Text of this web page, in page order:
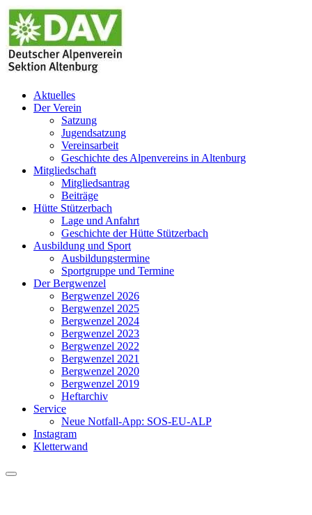
Zum
Inhalt
springen
Aktuelles
Der Verein
Satzung
Jugendsatzung
Vereinsarbeit
Geschichte des Alpenvereins in Altenburg
Mitgliedschaft
Mitgliedsantrag
Beiträge
Hütte Stützerbach
Lage und Anfahrt
Geschichte der Hütte Stützerbach
Ausbildung und Sport
Ausbildungstermine
Sportgruppe und Termine
Der Bergwenzel
Bergwenzel 2026
Bergwenzel 2025
Bergwenzel 2024
Bergwenzel 2023
Bergwenzel 2022
Bergwenzel 2021
Bergwenzel 2020
Bergwenzel 2019
Heftarchiv
Service
Neue Notfall-App: SOS-EU-ALP
Instagram
Kletterwand